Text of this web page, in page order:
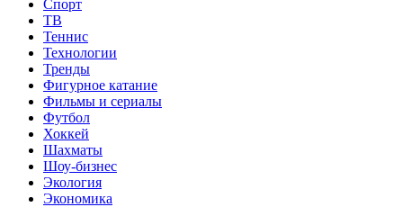
Спорт
ТВ
Теннис
Технологии
Тренды
Фигурное катание
Фильмы и сериалы
Футбол
Хоккей
Шахматы
Шоу-бизнес
Экология
Экономика